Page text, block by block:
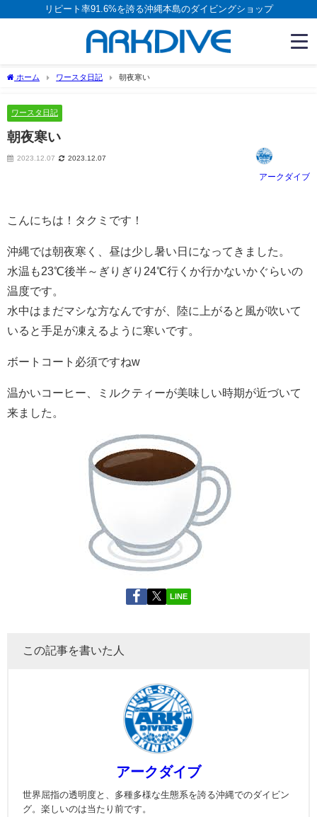
リピート率91.6%を誇る沖縄本島のダイビングショップ
ホーム ワースタ日記 朝夜寒い
ワースタ日記
朝夜寒い
2023.12.07 2023.12.07
アークダイブ
こんにちは！タクミです！
沖縄では朝夜寒く、昼は少し暑い日になってきました。
水温も23℃後半～ぎりぎり24℃行くか行かないかぐらいの
温度です。
水中はまだマシな方なんですが、陸に上がると風が吹いて
いると手足が凍えるように寒いです。
ボートコート必須ですねw
温かいコーヒー、ミルクティーが美味しい時期が近づいて
来ました。
LINE
この記事を書いた人
アークダイブ
世界屈指の透明度と、多種多様な生態系を誇る沖縄でのダイビン
グ。楽しいのは当たり前です。